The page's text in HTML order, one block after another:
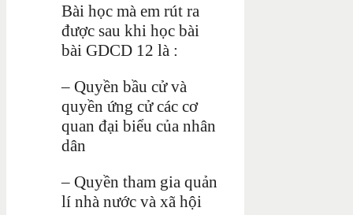
Bài học mà em rút ra
được sau khi học bài
bài GDCD 12 là :
– Quyền bầu cử và
quyền ứng cử các cơ
quan đại biểu của nhân
dân
– Quyền tham gia quản
lí nhà nước và xã hội